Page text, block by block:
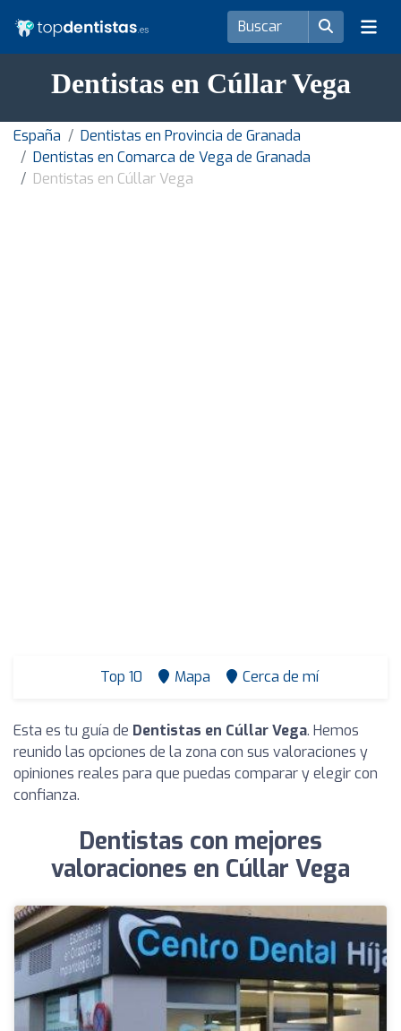
Dentistas en Cúllar Vega
España
Dentistas en Provincia de Granada
Dentistas en Comarca de Vega de Granada
Dentistas en Cúllar Vega
Top 10 Mapa Cerca de mí
Esta es tu guía de Dentistas en Cúllar Vega. Hemos
reunido las opciones de la zona con sus valoraciones y
opiniones reales para que puedas comparar y elegir con
confianza.
Dentistas con mejores
valoraciones en Cúllar Vega